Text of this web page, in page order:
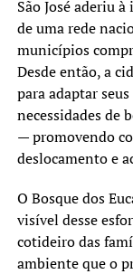
São José aderiu
de uma rede
municípios
Desde então, a
para adaptar
necessidades de
— promovendo
deslocamento e
O Bosque dos
visível desse
cotideiro das
ambiente que o